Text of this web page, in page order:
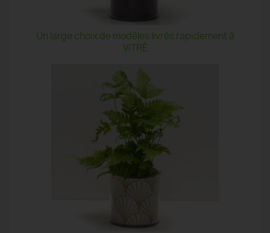
Un large choix de modèles livrés rapidement à
VITRÉ